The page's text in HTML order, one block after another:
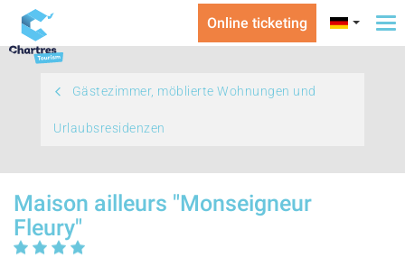
Online ticketing
Gästezimmer, möblierte Wohnungen und
Urlaubsresidenzen
Maison ailleurs "Monseigneur
Fleury"